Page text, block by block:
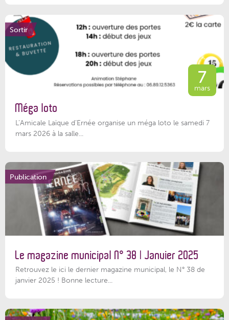
Sortir
7
mars
Méga loto
L’Amicale Laïque d’Ernée organise un méga loto le samedi 7
mars 2026 à la salle...
Publication
Le magazine municipal N° 38 | Janvier 2025
Retrouvez le ici le dernier magazine municipal, le N° 38 de
janvier 2025 ! Bonne lecture...